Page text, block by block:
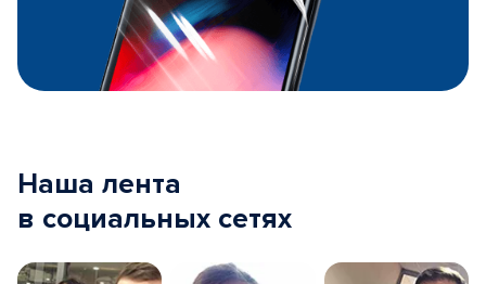
Наша лента
в социальных сетях